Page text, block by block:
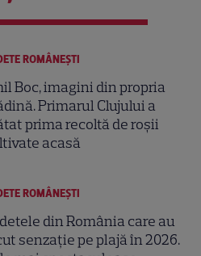
ROMÂNEŞTI
Boc, imagini din propria
Primarul Clujului a
prima recoltă de roșii
acasă
ROMÂNEŞTI
din România care au
senzație pe plajă în 2026.